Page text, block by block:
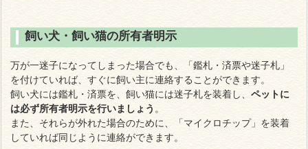
飼い犬・飼い猫の所有者明示
万が一迷子になってしまった場合でも、「鑑札・済票や迷子札」
を付けていれば、すぐに飼い主に連絡することができます。
飼い犬には鑑札・済票を、飼い猫には迷子札を装着し、ペットに
は必ず所有者明示を行いましょう 。
また、それらが外れた場合のために、「マイクロチップ」を装着
していれば同じように連絡ができます。